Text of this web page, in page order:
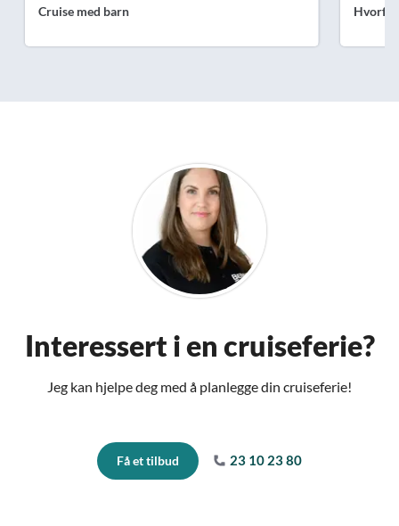
Cruise med barn Hvorfor
Interessert i en cruiseferie?
Jeg kan hjelpe deg med å planlegge din cruiseferie!
Få et tilbud 23 10 23 80